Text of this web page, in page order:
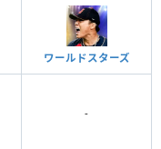
ワールドスターズ
-